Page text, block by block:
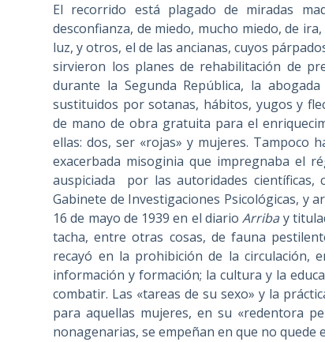
El recorrido está plagado de miradas
desconfianza, de miedo, mucho miedo, de
luz, y otros, el de las ancianas, cuyos
sirvieron los planes de rehabilitación de
durante la Segunda República, la abogada
sustituidos por sotanas, hábitos, yugos y
de mano de obra gratuita para el
ellas: dos, ser «rojas» y mujeres. Tampoco
exacerbada misoginia que impregnaba el
auspiciada
por las autoridades
Gabinete de Investigaciones Psicológicas, y
16 de mayo de 1939 en el diarioArriba y
tacha, entre otras cosas, de fauna
recayó en la prohibición de la circulación,
información y formación; la cultura y la
combatir. Las «tareas de su sexo» y la
para aquellas mujeres, en su «redentora
nonagenarias, se empeñan en que no quede